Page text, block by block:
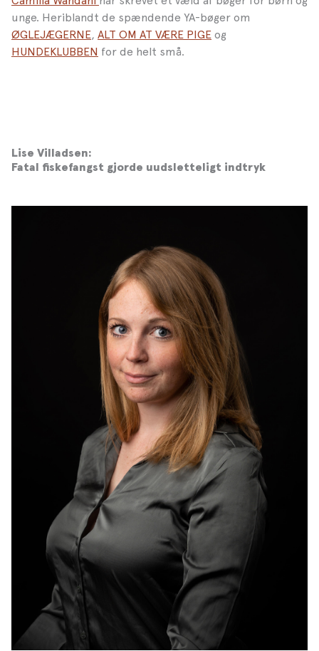
unge. Heriblandt de spændende YA-bøger om
ØGLEJÆGERNE, ALT OM AT VÆRE PIGE og
HUNDEKLUBBEN for de helt små.
Lise Villadsen:
Fatal fiskefangst gjorde uudsletteligt indtryk